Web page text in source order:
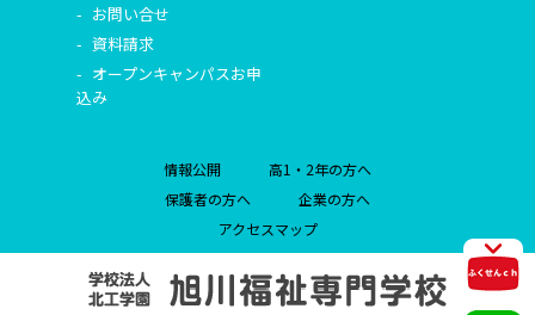
お問い合せ
資料請求
オープンキャンパスお申
込み
情報公開
高1・2年の方へ
保護者の方へ
企業の方へ
アクセスマップ